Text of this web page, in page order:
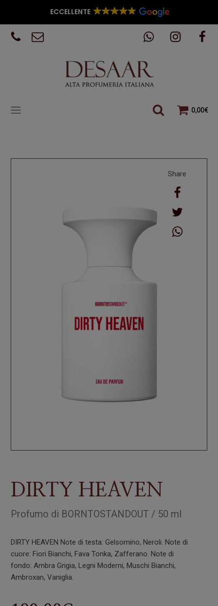
ECCELLENTE
0,00€
DIRTY HEAVEN
Profumo di BORNTOSTANDOUT / 50 ml
DIRTY HEAVENNote di testa: Gelsomino, Neroli. Note di
cuore: Fiori Bianchi, Fava Tonka, Zafferano. Note di
fondo: Ambra Grigia, Legni Moderni, Muschi Bianchi,
Ambroxan, Vaniglia.
Share